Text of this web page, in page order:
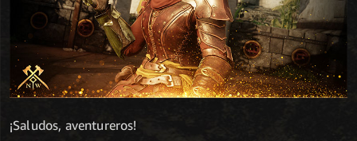
¡Saludos, aventureros!